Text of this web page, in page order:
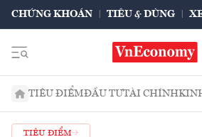
CHỨNG KHOÁN TIÊU & DÙNG
TIÊU ĐIỂMĐẦU TƯTÀI CHÍNH
TIÊU ĐIỂM